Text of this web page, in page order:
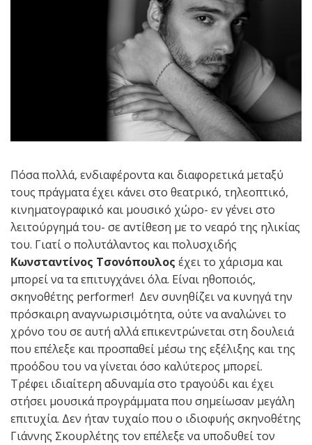
Πόσα πολλά, ενδιαφέροντα και διαφορετικά μεταξύ
τους πράγματα έχει κάνει στο θεατρικό, τηλεοπτικό,
κινηματογραφικό και μουσικό χώρο- εν γένει στο
λειτούργημά του- σε αντίθεση με το νεαρό της ηλικίας
του. Γιατί ο πολυτάλαντος και πολυσχιδής
Κωνσταντίνος Τσονόπουλος έχει το χάρισμα και
μπορεί να τα επιτυγχάνει όλα. Είναι ηθοποιός,
σκηνοθέτης performer! Δεν συνηθίζει να κυνηγά την
πρόσκαιρη αναγνωρισιμότητα, ούτε να αναλώνει το
χρόνο του σε αυτή αλλά επικεντρώνεται στη δουλειά
που επέλεξε και προσπαθεί μέσω της εξέλιξης και της
προόδου του να γίνεται όσο καλύτερος μπορεί.
Τρέφει ιδιαίτερη αδυναμία στο τραγούδι και έχει
στήσει μουσικά προγράμματα που σημείωσαν μεγάλη
επιτυχία. Δεν ήταν τυχαίο που ο ιδιοφυής σκηνοθέτης
Γιάννης Σκουρλέτης τον επέλεξε να υποδυθεί τον